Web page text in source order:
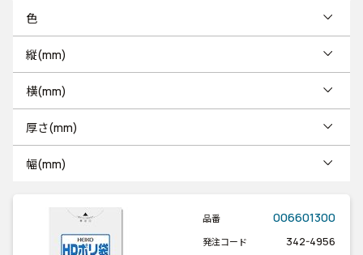
色
縦(mm)
横(mm)
厚さ(mm)
幅(mm)
品番 006601300
発注コード 342-4956